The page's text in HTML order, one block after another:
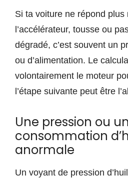
Si ta voiture ne répond plus
l’accélérateur, tousse ou
dégradé, c’est souvent un
ou d’alimentation. Le
volontairement le moteur
l’étape suivante peut être
Une pression ou
consommation
anormale
Un voyant de pression